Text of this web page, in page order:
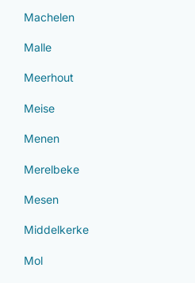
Machelen
Malle
Meerhout
Meise
Menen
Merelbeke
Mesen
Middelkerke
Mol